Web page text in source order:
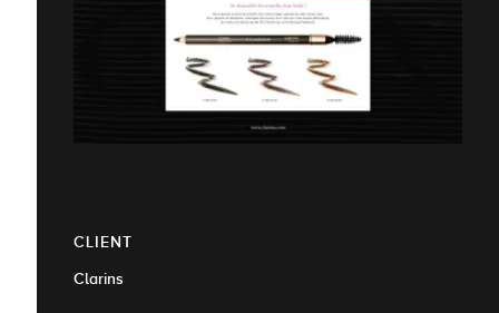
CLIENT
Clarins